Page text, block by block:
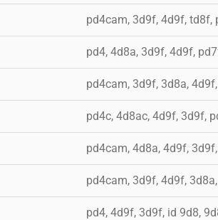
pd4cam, 3d9f, 4d9f, td8f,
pd4, 4d8a, 3d9f, 4d9f,
pd4cam, 3d9f, 3d8a,
pd4c, 4d8ac, 4d9f, 3d9f,
pd4cam, 4d8a, 4d9f,
pd4cam, 3d9f, 4d9f,
pd4, 4d9f, 3d9f, id 9d8,